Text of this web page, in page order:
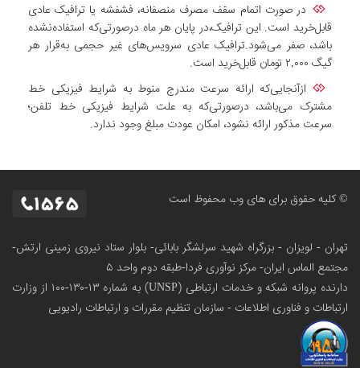
در صورت اتمام سقف مصرف منصفانه، فشفشه یا ترافیک عادی
قابل‌خرید است. این ترافیک،در پایان هر ماه درصورتی‌که استفاده‌نشده
باشد، صفر می‌شود.ترافیک عادی سرویس‌های غیر حجمی به‌قرار هر
گیگ ۲,۰۰۰ تومان قابل‌خرید است.
ازآنجایی‌که ارائه سرعت مندرج منوط به شرایط فیزیکی خط
مشترک می‌باشد، درصورتی‌که به علت شرایط فیزیکی خط تلفن؛
سرعت مذکور ارائه نشود، امکان عودت مبلغ وجود ندارد.
© کلیه حقوق برای های وب محفوظ است
تهران - لویزان - بزرگراه شهید سرلشگر بابائی- بلوار ستاد نیروی زمینی ارتش-
مجتمع الماس ایران- مرکز نوآوری فردا-طبقه دوم واحد ۵
دارنده پروانه شبکه و خدمات ارتباطی (UNSP) به شماره ۱۳-۱۳۰-۱۰۰
از وزارت
ارتباطات و فناوری اطلاعات - سازمان تنظیم مقررات و ارتباطات رادیویی